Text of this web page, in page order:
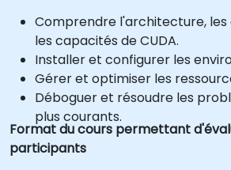
Comprendre l'architecture,
les capacités de CUDA.
Installer et configurer les
Gérer et optimiser les
Déboguer et résoudre les
plus courants.
Format du cours permettant
participants